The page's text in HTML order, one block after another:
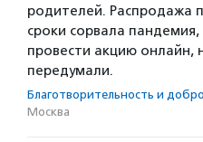
родителей. Распродажа
сроки сорвала
провести акцию онлайн,
передумали.
Благотвори­тель­ность и
Москва